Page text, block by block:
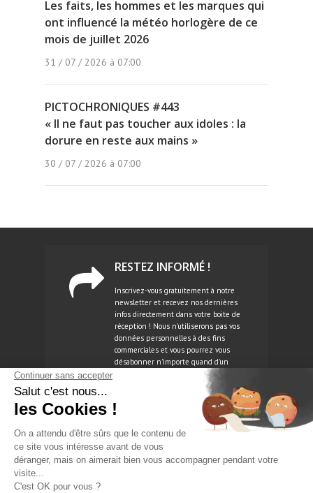
Les faits, les hommes et les marques qui
ont influencé la météo horlogère de ce
mois de juillet 2026
31 / 07 / 2026 à 07:00
PICTOCHRONIQUES #443
« Il ne faut pas toucher aux idoles : la
dorure en reste aux mains »
30 / 07 / 2026 à 07:00
RESTEZ INFORMÉ !
Inscrivez-vous gratuitement à notre
newsletter et recevez nos dernières
infos directement dans votre boite de
réception ! Nous n'utiliserons pas vos
données personnelles à des fins
commerciales et vous pourrez vous
désabonner n'importe quand d'un
NEWSLETTER